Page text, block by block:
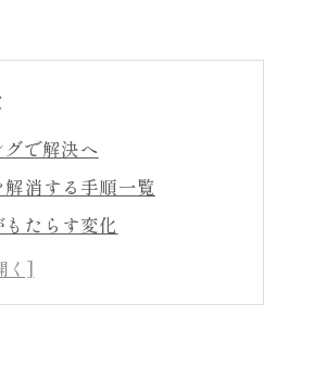
で解決へ
消する手順一覧
たらす変化
るカウンセリング活用法
ンセリングの実例